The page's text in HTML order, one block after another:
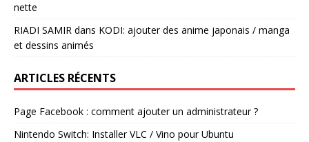
nette
RIADI SAMIR dans KODI: ajouter des anime japonais / manga
et dessins animés
ARTICLES RÉCENTS
Page Facebook : comment ajouter un administrateur ?
Nintendo Switch: Installer VLC / Vino pour Ubuntu